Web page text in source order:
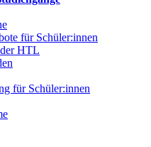
für Schüler:innen
HTL
für Schüler:innen